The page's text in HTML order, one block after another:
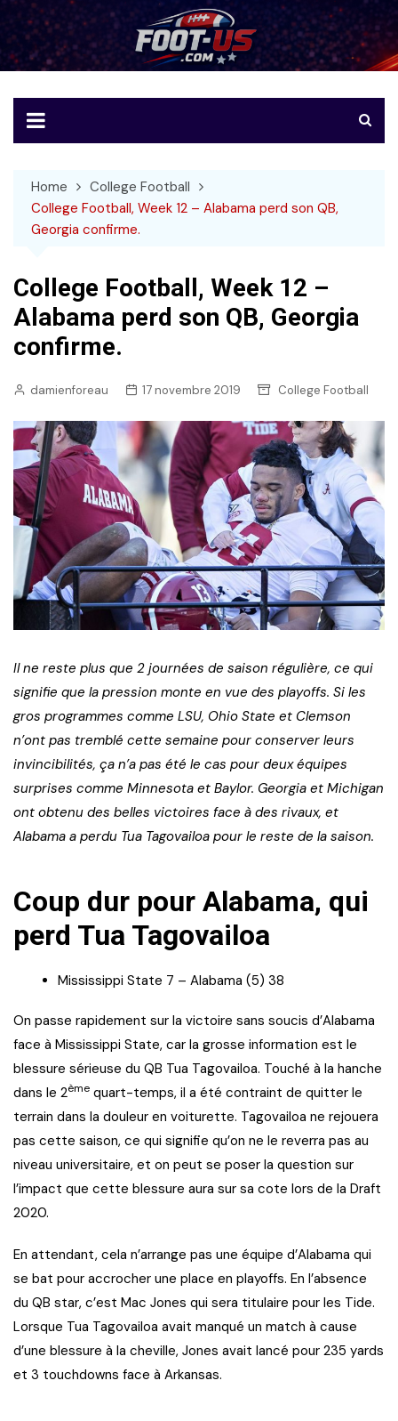
to
content
Foot-US
Le football américain en français
Home
College Football
College Football, Week 12 – Alabama perd son QB,
Georgia confirme.
College Football, Week 12 –
Alabama perd son QB, Georgia
confirme.
damienforeau 17 novembre 2019 College Football
Il ne reste plus que 2 journées de saison régulière, ce qui
signifie que la pression monte en vue des playoffs. Si les
gros programmes comme LSU, Ohio State et Clemson
n’ont pas tremblé cette semaine pour conserver leurs
invincibilités, ça n’a pas été le cas pour deux équipes
surprises comme Minnesota et Baylor. Georgia et Michigan
ont obtenu des belles victoires face à des rivaux, et
Alabama a perdu Tua Tagovailoa pour le reste de la saison.
Coup dur pour Alabama, qui
perd Tua Tagovailoa
Mississippi State 7 – Alabama (5) 38
On passe rapidement sur la victoire sans soucis d’Alabama
face à Mississippi State, car la grosse information est le
blessure sérieuse du QB Tua Tagovailoa. Touché à la hanche
dans le 2ème quart-temps, il a été contraint de quitter le
terrain dans la douleur en voiturette. Tagovailoa ne rejouera
pas cette saison, ce qui signifie qu’on ne le reverra pas au
niveau universitaire, et on peut se poser la question sur
l’impact que cette blessure aura sur sa cote lors de la Draft
2020.
En attendant, cela n’arrange pas une équipe d’Alabama qui
se bat pour accrocher une place en playoffs. En l’absence
du QB star, c’est Mac Jones qui sera titulaire pour les Tide.
Lorsque Tua Tagovailoa avait manqué un match à cause
d’une blessure à la cheville, Jones avait lancé pour 235 yards
et 3 touchdowns face à Arkansas.